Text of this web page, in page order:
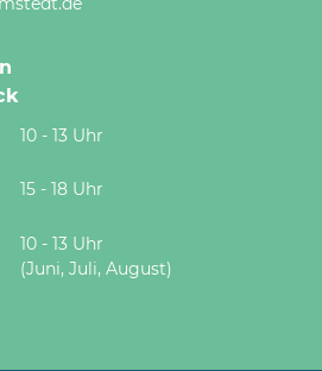
10 - 13 Uhr
15 - 18 Uhr
10 - 13 Uhr
(Juni, Juli, August)